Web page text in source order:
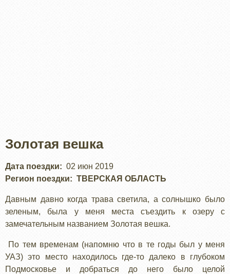
Золотая вешка
Дата поездки
02 июн 2019
Регион поездки
ТВЕРСКАЯ ОБЛАСТЬ
Давным давно когда трава светила, а солнышко было
зеленым, была у меня места съездить к озеру с
замечательным названием Золотая вешка.
По тем временам (напомню что в те годы был у меня
УАЗ) это место находилось где-то далеко в глубоком
Подмосковье и добраться до него было целой